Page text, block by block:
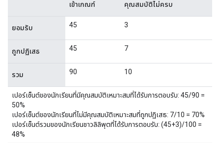
เข้าเกณฑ์ คุณสมบัติไม่ครบ
ยอมรับ 45 3
ถูกปฏิเสธ 45 7
รวม 90 10
เปอร์เซ็นต์ของนักเรียนที่มีคุณสมบัติเหมาะสมที่ได้รับการตอบรับ: 45/90 =
50%
เปอร์เซ็นต์ของนักเรียนที่ไม่มีคุณสมบัติเหมาะสมที่ถูกปฏิเสธ: 7/10 = 70%
เปอร์เซ็นต์รวมของนักเรียนชาวลิลิพุตที่ได้รับการตอบรับ: (45+3)/100 =
48%